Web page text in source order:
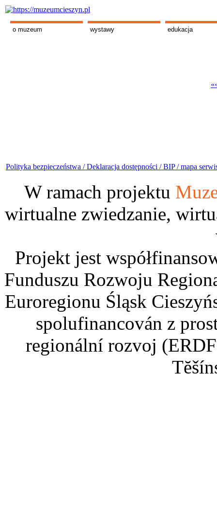
o muzeum wystawy edukacja
Polityka bezpieczeństwa /Deklaracja dostępności /BIP /mapa
W ramach projektu
wirtualne zwiedzanie,
Projekt jest
Funduszu Rozwoju
Euroregionu Śląsk
spolufinancován z
regionální rozvoj